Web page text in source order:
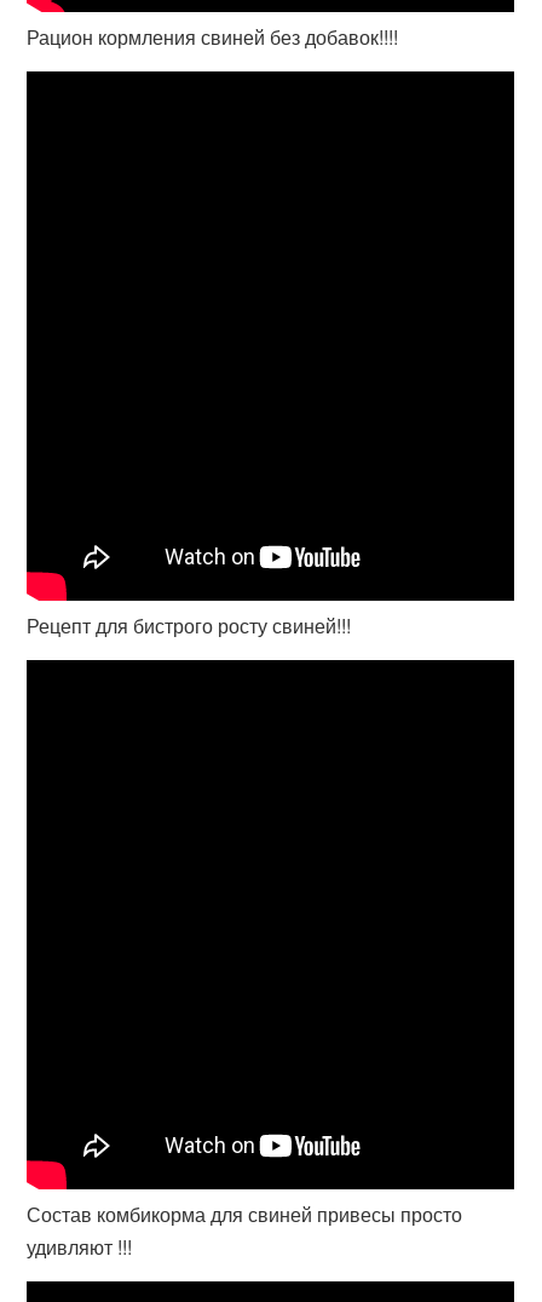
Рацион кормления свиней без добавок!!!!
Рецепт для бистрого росту свиней!!!
Состав комбикорма для свиней привесы просто
удивляют !!!